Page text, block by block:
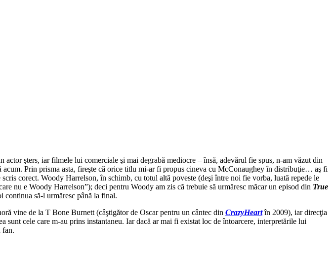
şters, iar filmele lui comerciale şi mai degrabă mediocre – însă, adevărul fie spus, n-am văzut din
Prin prisma asta, fireşte că orice titlu mi-ar fi propus cineva cu McConaughey în distribuţie… aş fi
corect. Woody Harrelson, în schimb, cu totul altă poveste (deşi între noi fie vorba, luată repede le
nu e Woody Harrelson”); deci pentru Woody am zis că trebuie să urmăresc măcar un episod din True
continua să-l urmăresc până la final.
vine de la T Bone Burnett (câştigător de Oscar pentru un cântec din CrazyHeartîn 2009), iar direcţia
cele care m-au prins instantaneu. Iar dacă ar mai fi existat loc de întoarcere, interpretările lui
fan.